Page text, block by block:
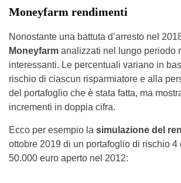
Moneyfarm rendimenti
Nonostante una battuta d’arresto nel
Moneyfarm analizzati nel lungo periodo
interessanti. Le percentuali variano in
rischio di ciascun risparmiatore e alla
del portafoglio che è stata fatta, ma
incrementi in doppia cifra.
Ecco per esempio la simulazione del
ottobre 2019 di un portafoglio di rischio 4
50.000 euro aperto nel 2012: